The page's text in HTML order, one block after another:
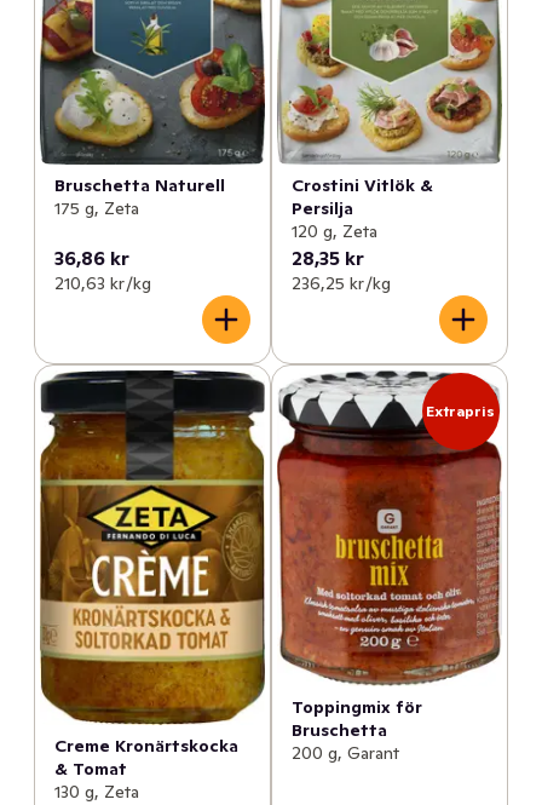
Bruschetta Naturell
175 g, Zeta
36,86 kr
210,63 kr /kg
Crostini Vitlök &
Persilja
120 g, Zeta
28,35 kr
236,25 kr /kg
Creme Kronärtskocka
& Tomat
130 g, Zeta
Extrapris
Toppingmix för
Bruschetta
200 g, Garant